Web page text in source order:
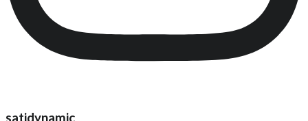
satidynamic